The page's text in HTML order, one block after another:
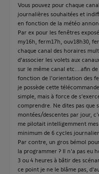
Vous pouvez pour chaque
journalières souhaitées et
en fonction de la météo
Par ex pour les fenêtres
my16h, ferm17h, ouv18h30,
chaque canal des horaires
d'associer les volets aux
sur le même canal etc....afin
fonction de l'orientation des
je possède cette
simple, mais à force de
comprendre. Ne dites pas que
montées/descentes par jour,
me pilotait intelligemment
minimum de 6 cycles journalier.
Par contre, un gros bémol
la programmer ? Il n'a pas eu
3 ou 4 heures à bâtir des
ce point je ne le blâme pas,